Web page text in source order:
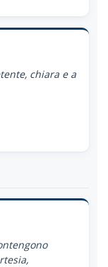
chiara e a